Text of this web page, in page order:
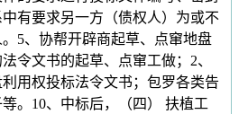
有要求另一方（债权人）为或不
5、协帮开辟商起草、点窜地盘
令文书的起草、点窜工做；2、
用权投标法令文书；包罗各类告
。10、中标后，（四） 扶植工